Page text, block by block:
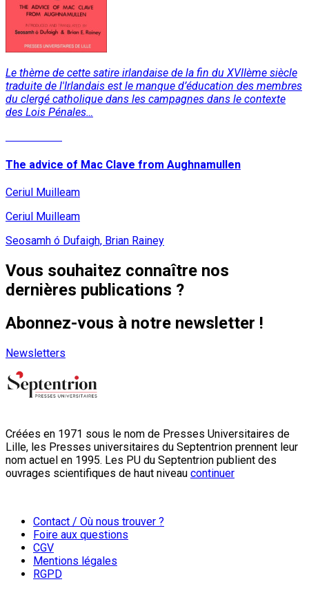
Le thème de cette satire irlandaise de la fin du XVIIème siècle
traduite de l'Irlandais est le manque d’éducation des membres
du clergé catholique dans les campagnes dans le contexte
des Lois Pénales…
The advice of Mac Clave from Aughnamullen
Ceriul Muilleam
Ceriul Muilleam
Seosamh ó Dufaigh, Brian Rainey
Vous souhaitez connaître nos
dernières publications ?
Abonnez-vous à notre newsletter !
Newsletters
Créées en 1971 sous le nom de Presses Universitaires de
Lille, les Presses universitaires du Septentrion prennent leur
nom actuel en 1995. Les PU du Septentrion publient des
ouvrages scientifiques de haut niveau continuer
Contact / Où nous trouver ?
Foire aux questions
CGV
Mentions légales
RGPD